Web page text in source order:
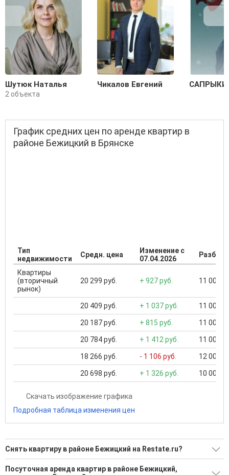
Шутюк Наталья
2 объекта
Чикалов Евгений
График средних цен по аренде квартир в
районе Бежицкий в Брянске
Тип
недвижимости
Средн. цена
Изменение с
07.04.2026
Квартиры
(вторичный
рынок)
20 299 руб. + 927 руб. 11 000
20 409 руб. + 1 037 руб. 11 000
20 187 руб. + 815 руб. 11 000
20 784 руб. + 1 412 руб. 11 000
18 266 руб. - 1 106 руб. 12 000
20 698 руб. + 1 326 руб. 10 000
Скачать изображение графика
Подробная таблица изменения цен
Снять квартиру в районе Бежицкий на Restate.ru?
Поможем Снять квартиру в районе Бежицкий?
Посуточная аренда квартир в районе Бежицкий,